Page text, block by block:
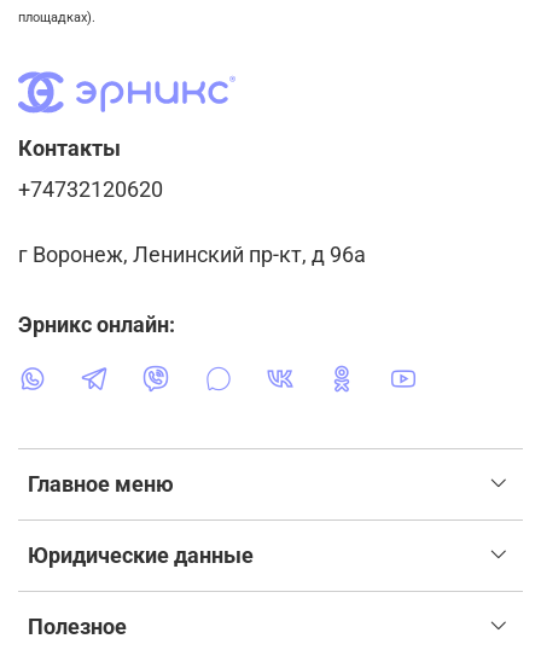
площадках).
Главное меню
Юридические данные
Полезное
Контакты
+74732120620
г Воронеж, Ленинский пр-кт, д 96а
Эрникс онлайн: